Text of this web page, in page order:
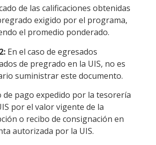
de las calificaciones obtenidas
exigido por el programa,
el promedio ponderado.
En el caso de egresados
de pregrado en la UIS, no es
suministrar este documento.
de pago expedido por la tesorería
por el valor vigente de la
o recibo de consignación en
autorizada por la UIS.